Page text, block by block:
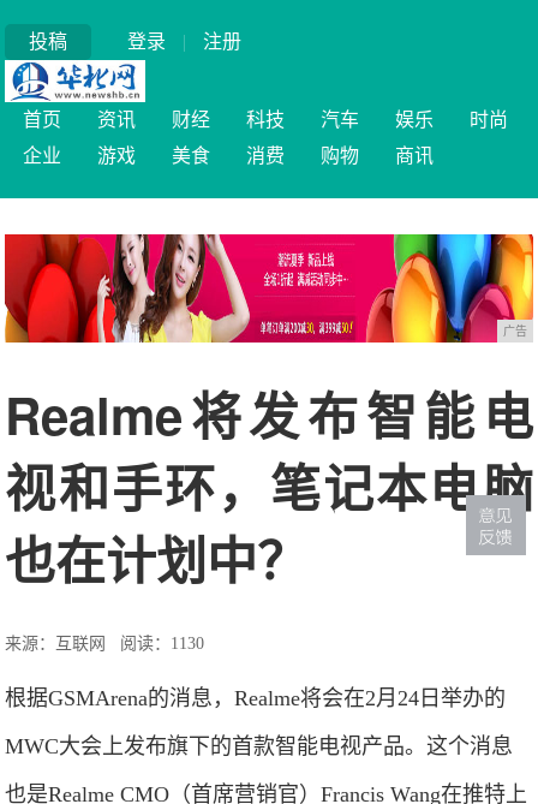
投稿 登录 | 注册
首页 资讯 财经 科技 汽车 娱乐
时尚
企业
游戏 美食 消费 购物 商讯
广告
Realme将发布智能电
视和手环，笔记本电脑
也在计划中？
来源：互联网 阅读：1130
根据GSMArena的消息，Realme将会在2月24日举办的
MWC大会上发布旗下的首款智能电视产品。这个消息
也是Realme CMO（首席营销官）Francis Wang在推特上